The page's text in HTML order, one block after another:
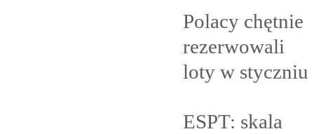
Polacy chętnie
rezerwowali
loty w styczniu
ESPT: skala